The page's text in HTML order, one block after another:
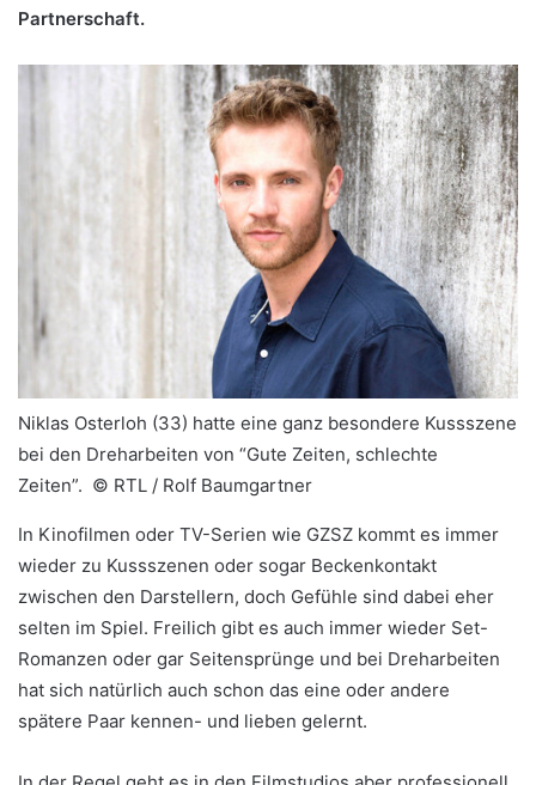
Partnerschaft.
Niklas Osterloh (33) hatte eine ganz besondere Kussszene
bei den Dreharbeiten von “Gute Zeiten, schlechte
Zeiten”. © RTL / Rolf Baumgartner
In Kinofilmen oder TV-Serien wie GZSZ kommt es immer
wieder zu Kussszenen oder sogar Beckenkontakt
zwischen den Darstellern, doch Gefühle sind dabei eher
selten im Spiel. Freilich gibt es auch immer wieder Set-
Romanzen oder gar Seitensprünge und bei Dreharbeiten
hat sich natürlich auch schon das eine oder andere
spätere Paar kennen- und lieben gelernt.